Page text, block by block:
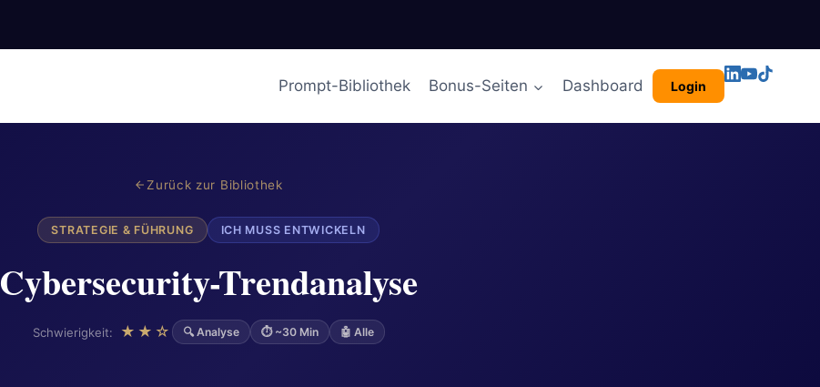
Prompt-Bibliothek Bonus-Seiten Dashboard Login
Zurück zur Bibliothek
STRATEGIE & FÜHRUNG ICH MUSS ENTWICKELN
Cybersecurity-Trendanalyse
Schwierigkeit: ★★☆ 🔍 Analyse ⏱ ~30 Min 🤖 Alle